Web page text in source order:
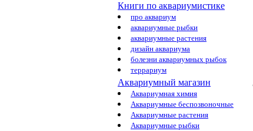
Книги по аквариумистике
про аквариум
аквариумные рыбки
аквариумные растения
дизайн аквариума
болезни аквариумных рыбок
террариум
Аквариумный магазин
Аквариумная химия
Аквариумные беспозвоночные
Аквариумные растения
Аквариумные рыбки